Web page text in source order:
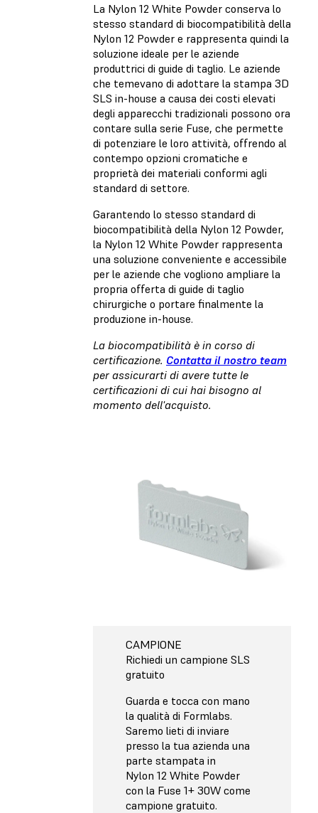
La Nylon 12 White Powder conserva lo
stesso standard di biocompatibilità della
Nylon 12 Powder e rappresenta quindi la
soluzione ideale per le aziende
produttrici di guide di taglio. Le aziende
che temevano di adottare la stampa 3D
SLS in-house a causa dei costi elevati
degli apparecchi tradizionali possono ora
contare sulla serie Fuse, che permette
di potenziare le loro attività, offrendo al
contempo opzioni cromatiche e
proprietà dei materiali conformi agli
standard di settore.
Garantendo lo stesso standard di
biocompatibilità della Nylon 12 Powder,
la Nylon 12 White Powder rappresenta
una soluzione conveniente e accessibile
per le aziende che vogliono ampliare la
propria offerta di guide di taglio
chirurgiche o portare finalmente la
produzione in-house.
La biocompatibilità è in corso di
certificazione. Contatta il nostro team
per assicurarti di avere tutte le
certificazioni di cui hai bisogno al
momento dell'acquisto.
CAMPIONE
Richiedi un campione SLS
gratuito
Guarda e tocca con mano
la qualità di Formlabs.
Saremo lieti di inviare
presso la tua azienda una
parte stampata in
Nylon 12 White Powder
con la Fuse 1+ 30W come
campione gratuito.